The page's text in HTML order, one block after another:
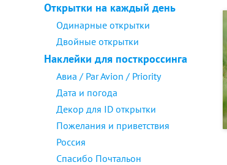
Открытки на каждый день
Одинарные открытки
Двойные открытки
Наклейки для посткроссинга
Авиа / Par Avion / Priority
Дата и погода
Декор для ID открытки
Пожелания и приветствия
Россия
Спасибо Почтальон